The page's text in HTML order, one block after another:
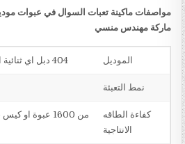
ماركة مهندس منسي
الموديل 404 دبل اي ثنائية المخرج ماركة مهندس منسي
نمط التعبئة
كفاءة الطاقه
الانتاجية